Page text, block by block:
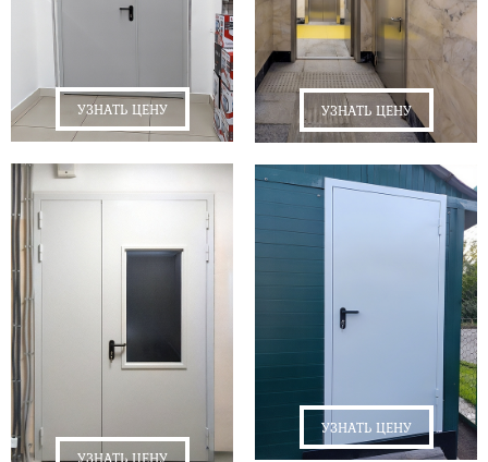
УЗНАТЬ ЦЕНУ УЗНАТЬ ЦЕНУ
УЗНАТЬ ЦЕНУ